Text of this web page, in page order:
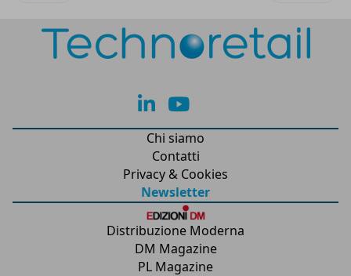
lk yt
Chi siamo
Contatti
Privacy & Cookies
Newsletter
Distribuzione Moderna
DM Magazine
PL Magazine